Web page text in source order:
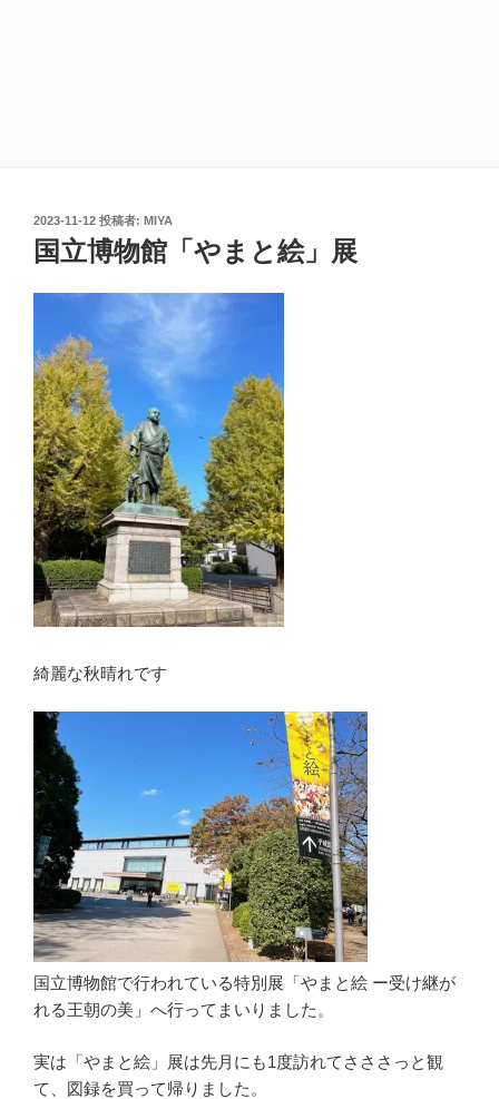
投
稿
日:
2023-11-12 投稿者: MIYA
国立博物館「やまと絵」展
綺麗な秋晴れです
国立博物館で行われている特別展「やまと絵 ー受け継が
れる王朝の美」へ行ってまいりました。
実は「やまと絵」展は先月にも1度訪れてさささっと観
て、図録を買って帰りました。